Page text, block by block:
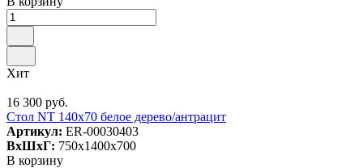
Хит
16 300 руб.
Стол NT 140x70 белое дерево/антрацит
Артикул: ER-00030403
ВxШxГ: 750x1400x700
В корзину